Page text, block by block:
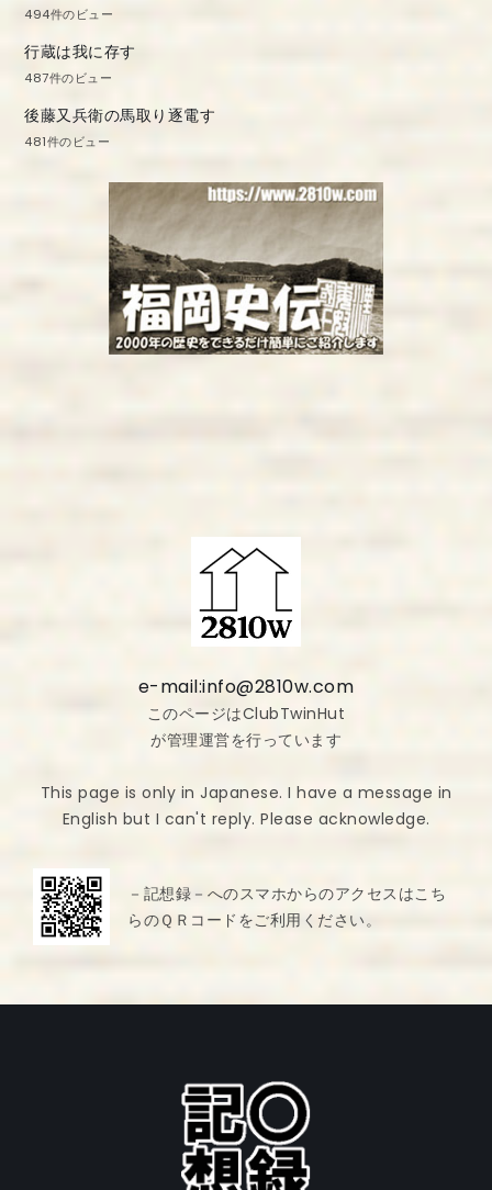
494件のビュー
行蔵は我に存す
487件のビュー
後藤又兵衛の馬取り逐電す
481件のビュー
e-mail:info@2810w.com
このページはClubTwinHut
が管理運営を行っています
This page is only in Japanese. I have a message in
English but I can't reply. Please acknowledge.
－記想録－へのスマホからのアクセスはこち
らのＱＲコードをご利用ください。